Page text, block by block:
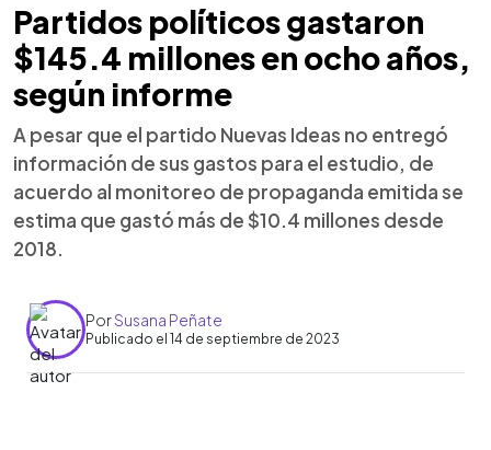
Partidos políticos gastaron
$145.4 millones en ocho años,
según informe
A pesar que el partido Nuevas Ideas no entregó
información de sus gastos para el estudio, de
acuerdo al monitoreo de propaganda emitida se
estima que gastó más de $10.4 millones desde
2018.
PorSusana Peñate
Publicado el 14 de septiembre de 2023